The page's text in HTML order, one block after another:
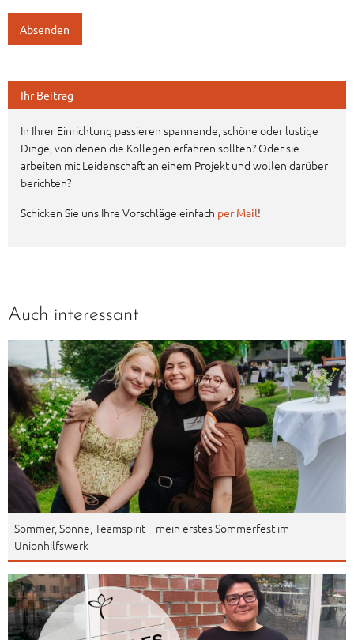
Ihr Beitrag
In Ihrer Einrichtung passieren spannende, schöne oder lustige
Dinge, von denen die Kollegen erfahren sollten? Oder sie
arbeiten mit Leidenschaft an einem Projekt und wollen darüber
berichten?
Schicken Sie uns Ihre Vorschläge einfach per Mail!
Auch interessant
Sommer, Sonne, Teamspirit – mein erstes Sommerfest im
Unionhilfswerk